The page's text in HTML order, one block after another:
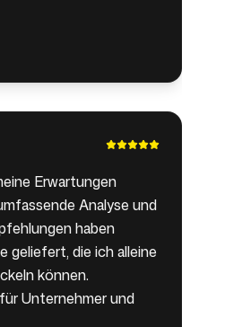
Erwartungen
Analyse und
haben
geliefert, die ich alleine
können.
Unternehmer und